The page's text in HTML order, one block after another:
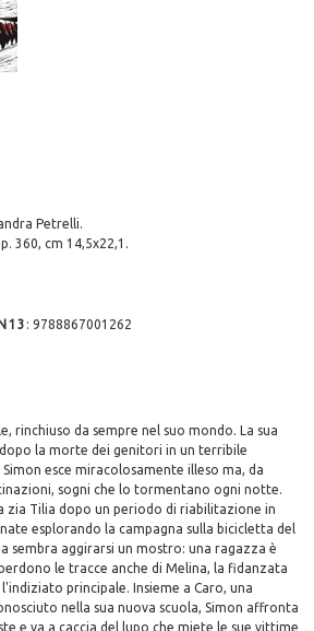
Petrelli.
360, cm 14,5x22,1.
:9788867001262
rinchiuso da sempre nel suo mondo. La sua
la morte dei genitori in un terribile
esce miracolosamente illeso ma, da
sogni che lo tormentano ogni notte.
zia Tilia dopo un periodo di riabilitazione in
esplorando la campagna sulla bicicletta del
sembra aggirarsi un mostro: una ragazza è
le tracce anche di Melina, la fidanzata
principale. Insieme a Caro, una
nella sua nuova scuola, Simon affronta
e va a caccia del lupo che miete le sue vittime